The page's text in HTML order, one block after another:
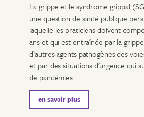
La grippe et le syndrome grippal
une question de santé publique
laquelle les praticiens doivent
ans et qui est entraînée par la
d’autres agents pathogènes des
et par des situations d’urgence qui
de pandémies.
en savoir plus